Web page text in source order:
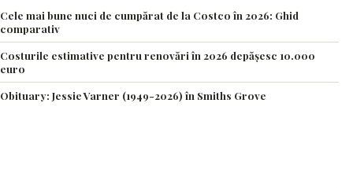
Cele mai bune nuci de cumpărat de la Costco în 2026: Ghid
comparativ
Costurile estimative pentru renovări în 2026 depășesc 10.000
euro
Obituary: Jessie Varner (1949-2026) în Smiths Grove